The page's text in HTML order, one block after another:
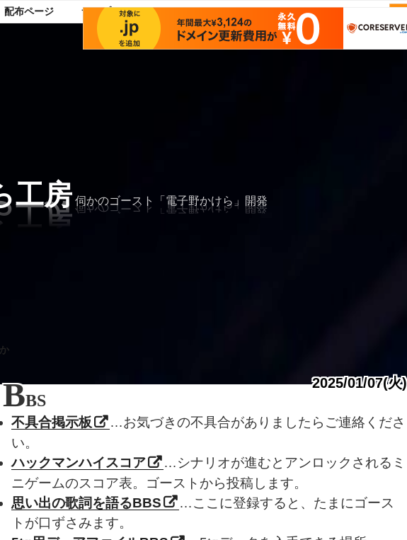
工房 伺かのゴースト「電子野かけら」開発
配布ページ サンプルページ font size
2025/01/07(火)
BBS
不具合掲示板
…お気づきの不具合がありましたらご連絡くださ
い。
ハックマンハイスコア
…シナリオが進むとアンロックされるミ
ニゲームのスコア表。ゴーストから投稿します。
思い出の歌詞を語るBBS
…ここに登録すると、たまにゴース
トが口ずさみます。